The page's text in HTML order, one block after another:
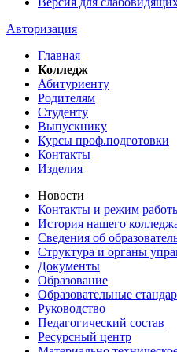
Авторизация
Главная
Колледж
Абитуриенту
Родителям
Студенту
Выпускнику
Курсы проф.подготовки
Контакты
Изделия
Новости
Контакты и режим
История нашего
Сведения об
Структура и органы
Документы
Образование
Образовательные
Руководство
Педагогический состав
Ресурсный центр